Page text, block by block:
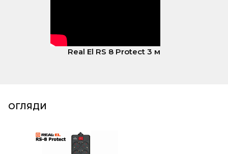
Real El RS 8 Protect 3 м
ОГЛЯДИ